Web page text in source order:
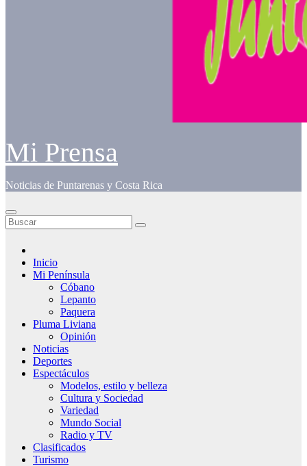
Mi Prensa
Noticias de Puntarenas y Costa Rica
Inicio
Mi Península
Cóbano
Lepanto
Paquera
Pluma Liviana
Opinión
Noticias
Deportes
Espectáculos
Modelos, estilo y belleza
Cultura y Sociedad
Variedad
Mundo Social
Radio y TV
Clasificados
Turismo